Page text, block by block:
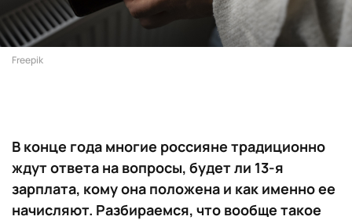
Freepik
В конце года многие россияне традиционно
ждут ответа на вопросы, будет ли 13-я
зарплата, кому она положена и как именно ее
начисляют. Разбираемся, что вообще такое